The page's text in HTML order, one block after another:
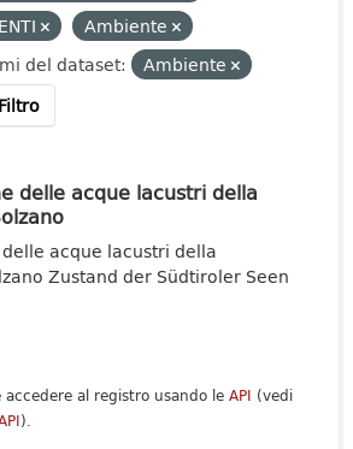
Ambiente
del dataset:
Ambiente
delle acque lacustri della
acque lacustri della
Zustand der Südtiroler Seen
accedere al registro usando le API (vedi
).